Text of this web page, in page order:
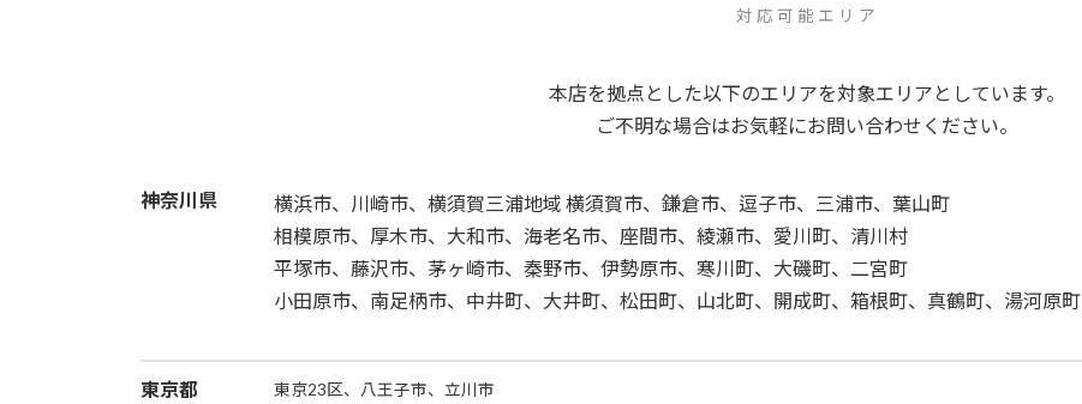
対応可能エリア
本店を拠点とした以下のエリアを対象エリアとしています。
ご不明な場合はお気軽にお問い合わせください。
神奈川県
横浜市、川崎市、横須賀三浦地域 横須賀市、鎌倉市、逗子市、三浦市、葉山町
相模原市、厚木市、大和市、海老名市、座間市、綾瀬市、愛川町、清川村
平塚市、藤沢市、茅ヶ崎市、秦野市、伊勢原市、寒川町、大磯町、二宮町
小田原市、南足柄市、中井町、大井町、松田町、山北町、開成町、箱根町、真鶴町、湯河原町
東京都 東京23区、八王子市、立川市